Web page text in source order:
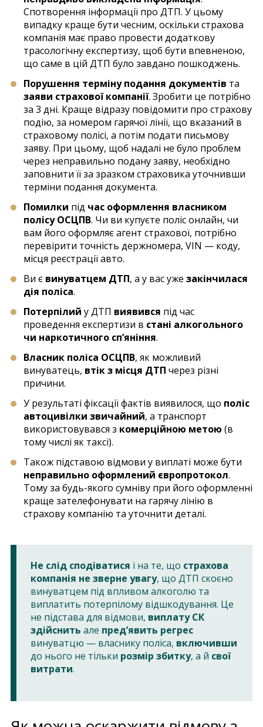
Спотворення інформації про ДТП. У цьому
випадку краще бути чесним, оскільки страхова
компанія має право провести додаткову
трасологічну експертизу, щоб бути впевненою,
що саме в цій ДТП було завдано пошкоджень.
Порушення терміну подання документів та
заяви страхової компанії. Зробити це потрібно
за 3 дні. Краще відразу повідомити про страхову
подію, за номером гарячої лінії, що вказаний в
страховому полісі, а потім подати письмову
заяву. При цьому, щоб надалі не було проблем
через неправильно подану заяву, необхідно
заповнити її за зразком страховика уточнивши
терміни подання документа.
Помилки під час оформлення власником
полісу ОСЦПВ. Чи ви купуєте поліс онлайн, чи
вам його оформляє агент страхової, потрібно
перевірити точність держномера, VIN — коду,
місця реєстрації авто.
Ви є винуватцем ДТП, а у вас уже закінчилася
дія поліса.
Потерпілий у ДТП виявився під час
проведення експертизи в стані алкогольного
чи наркотичного сп’яніння.
Власник поліса ОСЦПВ, як можливий
винуватець, втік з місця ДТП через різні
причини.
У результаті фіксації фактів виявилося, що поліс
автоцивілки звичайний, а транспорт
використовувався з комерційною метою (в
тому числі як таксі).
Також підставою відмови у виплаті може бути
неправильно оформлений європротокол.
Тому за будь-якого сумніву при його оформленні
краще зателефонувати на гарячу лінію в
страхову компанію та уточнити деталі.
Не слід сподіватися і на те, що страхова
компанія не зверне увагу, що ДТП скоєно
винуватцем під впливом алкоголю та
виплатить потерпілому відшкодування. Це
не підстава для відмови, виплату СК
здійснить але пред’явить регрес
винуватцю — власнику поліса, включивши
до нього не тільки розмір збитку, а й свої
витрати.